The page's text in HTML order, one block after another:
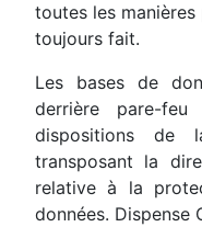
toutes les manières
toujours fait.
Les bases de
derrière pare-
dispositions
transposant la
relative à la
données. Dispense